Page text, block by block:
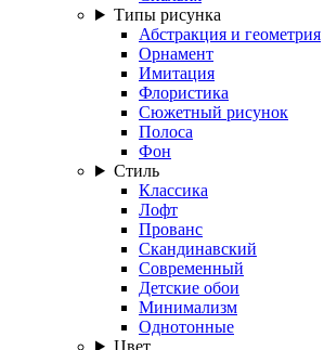
Типы рисунка
Абстракция и геометрия
Орнамент
Имитация
Флористика
Сюжетный рисунок
Полоса
Фон
Стиль
Классика
Лофт
Прованс
Скандинавский
Современный
Детские обои
Минимализм
Однотонные
Цвет